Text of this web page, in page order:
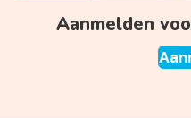
Aanmelden